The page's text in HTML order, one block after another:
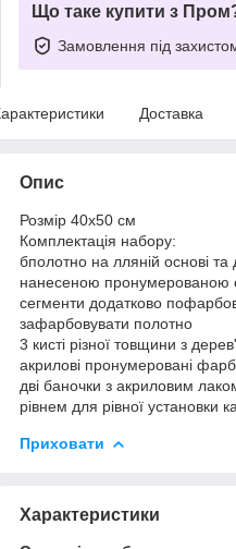
Що таке купити з
Замовлення під
Доставка
Опис
Розмір 40x50 см
Комплектація набору:
бполотно на лляній основі
нанесеною пронумерованою
сегменти додатково
зафарбовувати полотно
3 кисті різної товщини з
акрилові пронумеровані
дві баночки з акриловим
рівнем для рівної установки
Приховати
Характеристики